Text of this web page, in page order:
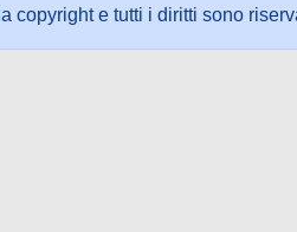
copyright e tutti i diritti sono